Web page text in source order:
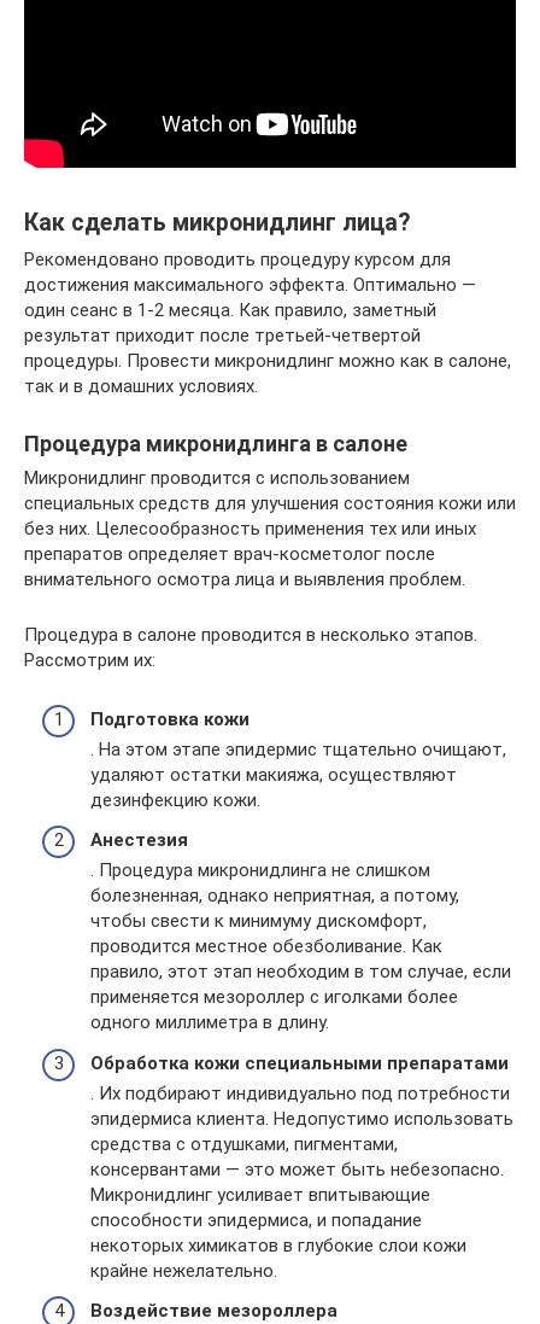
Как сделать микронидлинг лица?
Рекомендовано проводить процедуру курсом для
достижения максимального эффекта. Оптимально —
один сеанс в 1-2 месяца. Как правило, заметный
результат приходит после третьей-четвертой
процедуры. Провести микронидлинг можно как в салоне,
так и в домашних условиях.
Процедура микронидлинга в салоне
Микронидлинг проводится с использованием
специальных средств для улучшения состояния кожи или
без них. Целесообразность применения тех или иных
препаратов определяет врач-косметолог после
внимательного осмотра лица и выявления проблем.
Процедура в салоне проводится в несколько этапов.
Рассмотрим их:
Подготовка кожи
. На этом этапе эпидермис тщательно очищают,
удаляют остатки макияжа, осуществляют
дезинфекцию кожи.
Анестезия
. Процедура микронидлинга не слишком
болезненная, однако неприятная, а потому,
чтобы свести к минимуму дискомфорт,
проводится местное обезболивание. Как
правило, этот этап необходим в том случае, если
применяется мезороллер с иголками более
одного миллиметра в длину.
Обработка кожи специальными препаратами
. Их подбирают индивидуально под потребности
эпидермиса клиента. Недопустимо использовать
средства с отдушками, пигментами,
консервантами — это может быть небезопасно.
Микронидлинг усиливает впитывающие
способности эпидермиса, и попадание
некоторых химикатов в глубокие слои кожи
крайне нежелательно.
Воздействие мезороллера